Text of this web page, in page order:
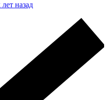
лет назад